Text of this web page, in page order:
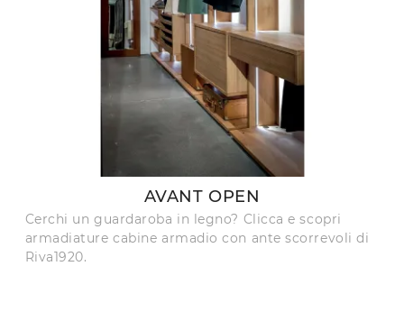
AVANT OPEN
Cerchi un guardaroba in legno? Clicca e scopri
armadiature cabine armadio con ante scorrevoli di
Riva1920.